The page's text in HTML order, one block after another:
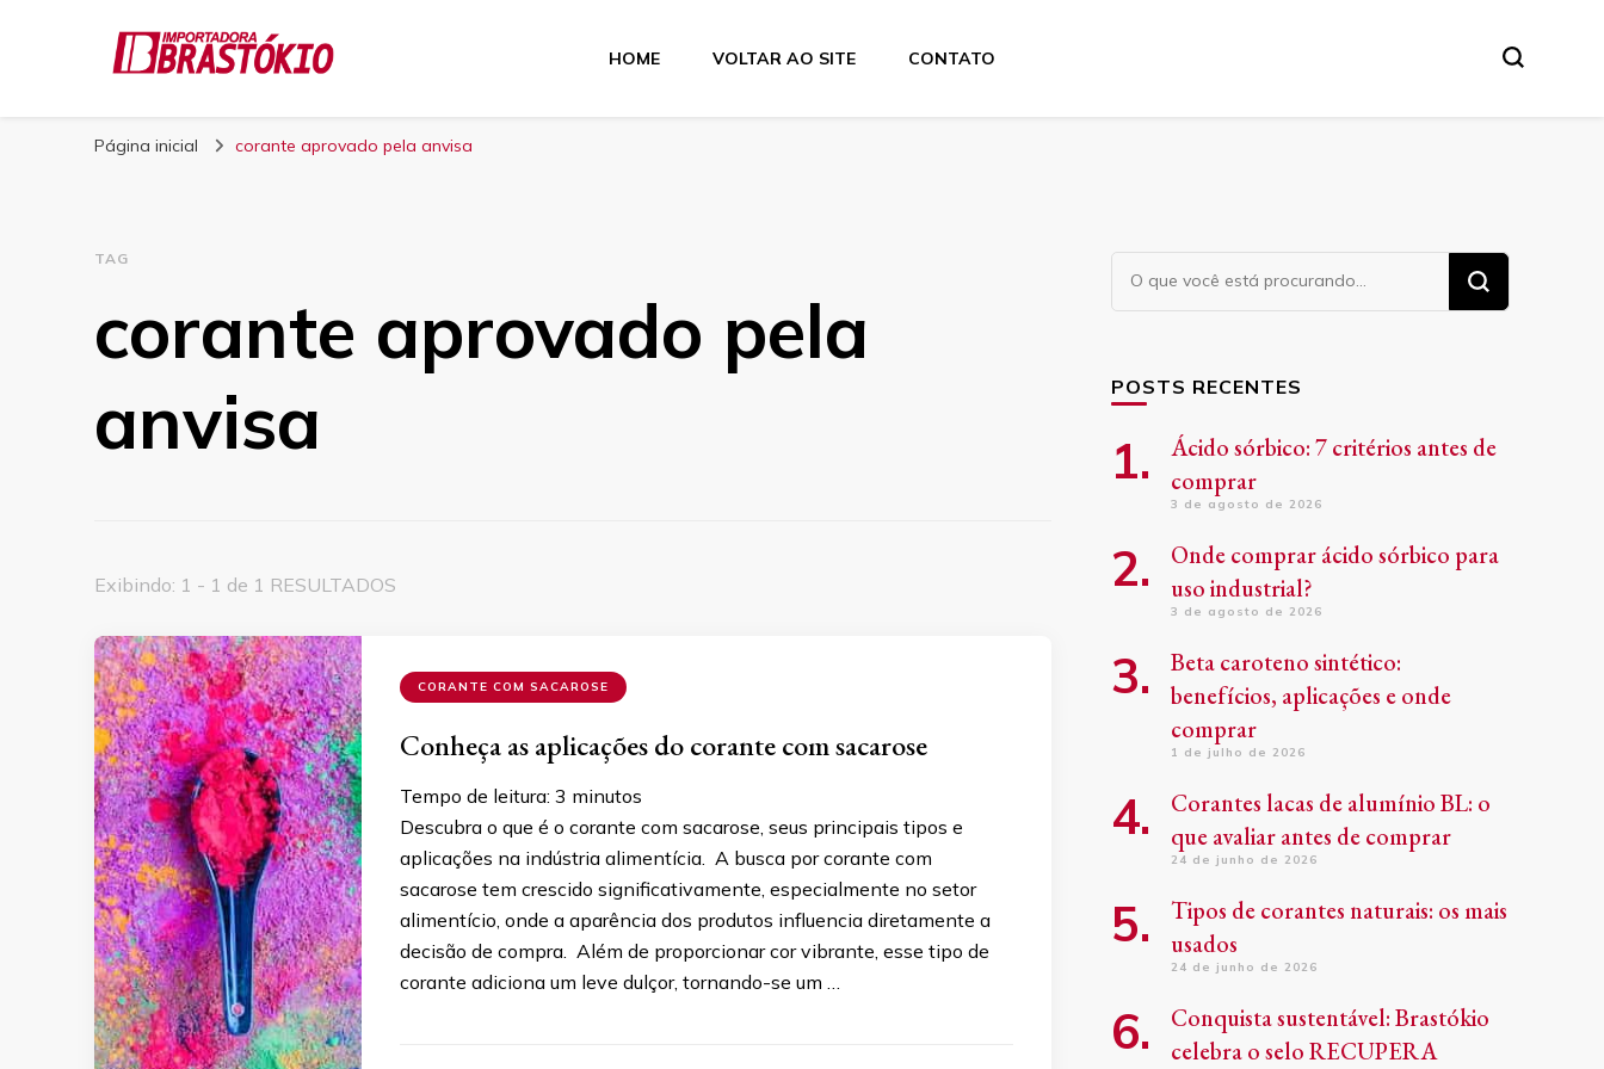
Blog Brastokio
HOME VOLTAR AO SITE CONTATO
Página inicial corante aprovado pela anvisa
TAG
corante aprovado pela
anvisa
Exibindo: 1 - 1 de 1 RESULTADOS
CORANTE COM SACAROSE
Conheça as aplicações do corante com sacarose
Tempo de leitura: 3 minutos
Descubra o que é o corante com sacarose, seus principais tipos e
aplicações na indústria alimentícia. A busca por corante com
sacarose tem crescido significativamente, especialmente no setor
alimentício, onde a aparência dos produtos influencia diretamente a
decisão de compra. Além de proporcionar cor vibrante, esse tipo de
corante adiciona um leve dulçor, tornando-se um …
Procurando
algo?
POSTS RECENTES
Ácido sórbico: 7 critérios antes de
comprar
3 de agosto de 2026
Onde comprar ácido sórbico para
uso industrial?
3 de agosto de 2026
Beta caroteno sintético:
benefícios, aplicações e onde
comprar
1 de julho de 2026
Corantes lacas de alumínio BL: o
que avaliar antes de comprar
24 de junho de 2026
Tipos de corantes naturais: os mais
usados
24 de junho de 2026
Conquista sustentável: Brastókio
celebra o selo RECUPERA